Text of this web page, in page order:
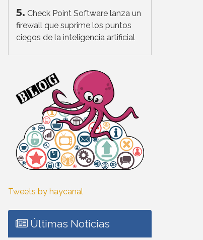
5. Check Point Software lanza un
firewall que suprime los puntos
ciegos de la inteligencia artificial
Tweets by haycanal
Últimas Noticias